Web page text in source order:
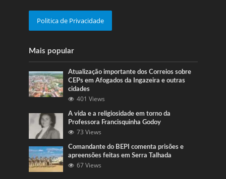
Politica de Privacidade
Mais popular
Atualização importante dos Correios sobre
CEPs em Afogados da Ingazeira e outras
cidades
401 Views
A vida e a religiosidade em torno da
Professora Francisquinha Godoy
73 Views
Comandante do BEPI comenta prisões e
apreensões feitas em Serra Talhada
67 Views